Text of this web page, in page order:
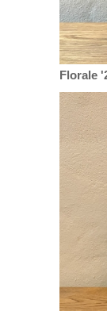
Florale